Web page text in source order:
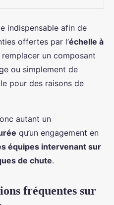
indispensable afin de
offertes par l’échelle à
un composant
ou simplement de
pour des raisons de
autant un
qu’un engagement en
équipes intervenant sur
de chute.
fréquentes sur